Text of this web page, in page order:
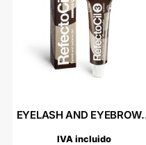
EYELASH AND
IVA incluido